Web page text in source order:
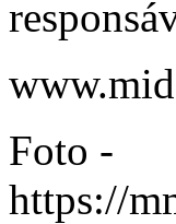
Foto -
https://